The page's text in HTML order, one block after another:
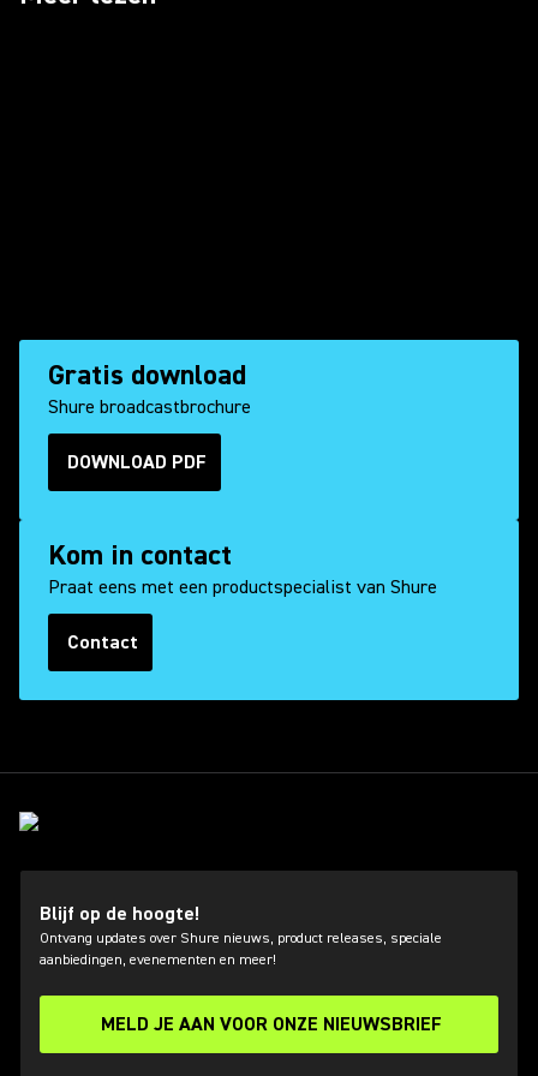
Gratis download
Shure broadcastbrochure
DOWNLOAD PDF
(Opens in a new tab)
Kom in contact
Praat eens met een productspecialist van Shure
Contact
Blijf op de hoogte!
Ontvang updates over Shure nieuws, product releases, speciale
aanbiedingen, evenementen en meer!
MELD JE AAN VOOR ONZE NIEUWSBRIEF